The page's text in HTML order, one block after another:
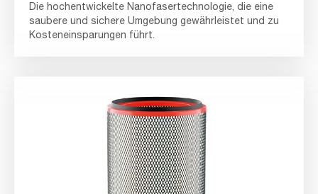
Die hochentwickelte Nanofasertechnologie, die eine
saubere und sichere Umgebung gewährleistet und zu
Kosteneinsparungen führt.